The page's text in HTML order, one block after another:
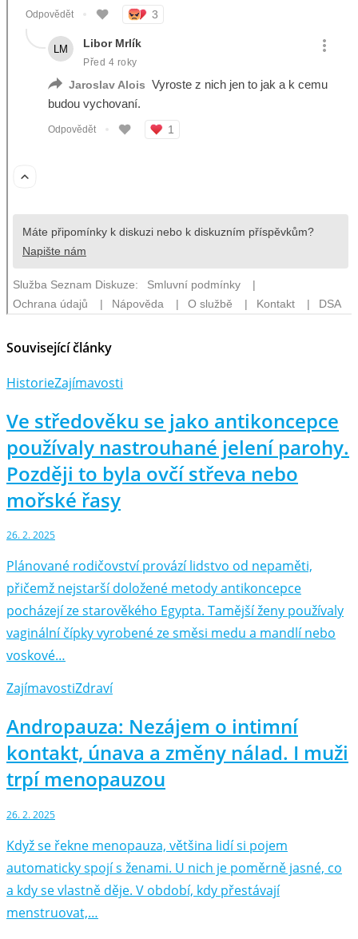
Související články
HistorieZajímavosti
Ve středověku se jako antikoncepce
používaly nastrouhané jelení parohy.
Později to byla ovčí střeva nebo
mořské řasy
26. 2. 2025
Plánované rodičovství provází lidstvo od nepaměti,
přičemž nejstarší doložené metody antikoncepce
pocházejí ze starověkého Egypta. Tamější ženy používaly
vaginální čípky vyrobené ze směsi medu a mandlí nebo
voskové…
ZajímavostiZdraví
Andropauza: Nezájem o intimní
kontakt, únava a změny nálad. I muži
trpí menopauzou
26. 2. 2025
Když se řekne menopauza, většina lidí si pojem
automaticky spojí s ženami. U nich je poměrně jasné, co
a kdy se vlastně děje. V období, kdy přestávají
menstruovat,…